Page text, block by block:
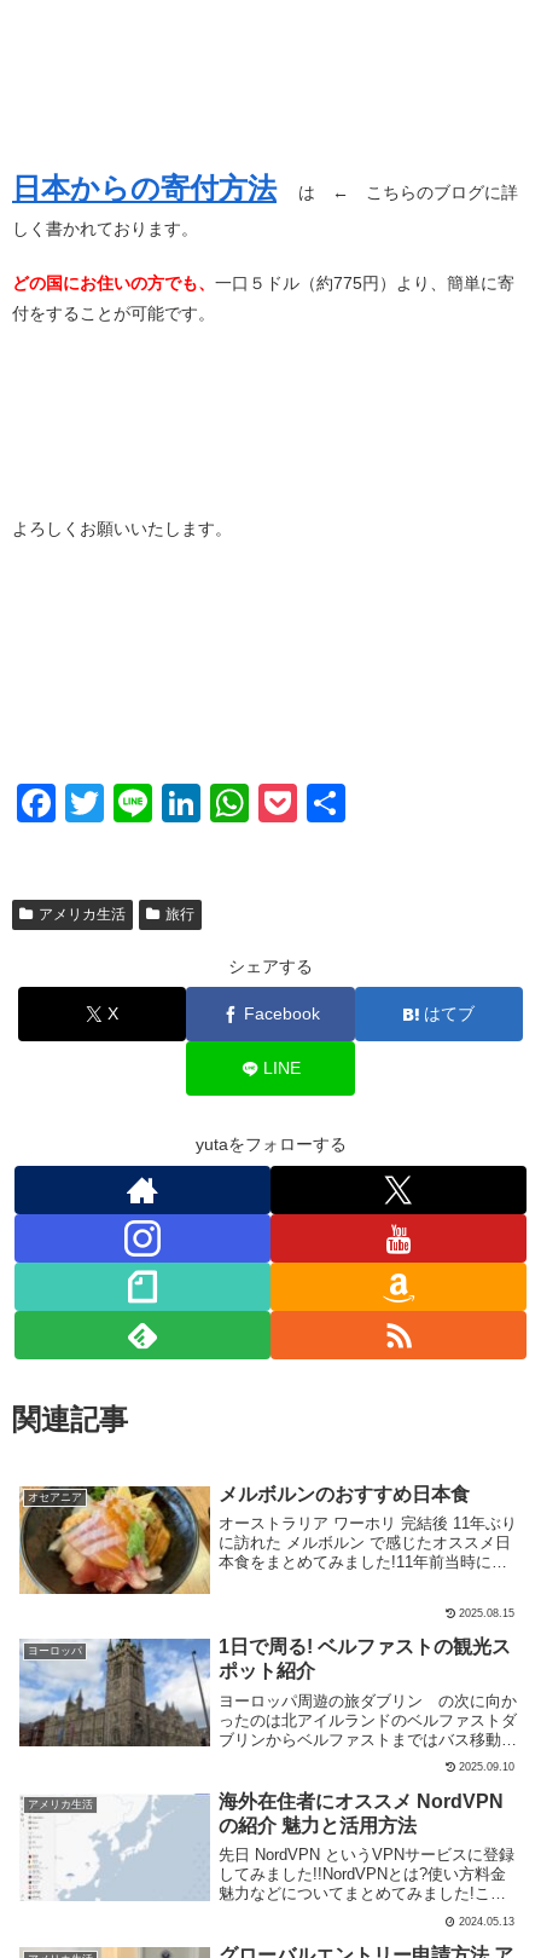
日本からの寄付方法は ← こちらのブログに詳
しく書かれております。
どの国にお住いの方でも、 一口５ドル（約775円）より、簡単に寄
付をすることが可能です。
よろしくお願いいたします。
F
e
o
o
T
er
Li
Li
e
dI
n
W
A
p
p
P
アメリカ生活 旅行
シェアする
X Facebook はてブ
LINE
yutaをフォローする
関連記事
オセアニア メルボルンのおすすめ日本食
オーストラリア ワーホリ 完結後 11年ぶり
に訪れた メルボルン で感じたオススメ日
本食をまとめてみました!11年前当時には
得な航空券予約ならスカイスキャナーオ
ー...
2025.08.15
ヨーロッパ
1日で周る! ベルファストの観光ス
ポット紹介
ヨーロッパ周遊の旅ダブリン の次に向か
ったのは北アイルランドのベルファストダ
ブリンからベルファストまではバス移動で
す。ダブリンのバスターミナルは、
ントラルステーション） というコ...
2025.09.10
アメリカ生活
海外在住者にオススメ NordVPN
の紹介 魅力と活用方法
先日 NordVPN というVPNサービスに登録
してみました!!NordVPNとは?使い方料金
魅力などについてまとめてみました!この
記事を呼んでもし登録にご興味がありまし
たら是非以下の紹介コードを利用頂き登録
よろしくおねがいします紹介コード...
2024.05.13